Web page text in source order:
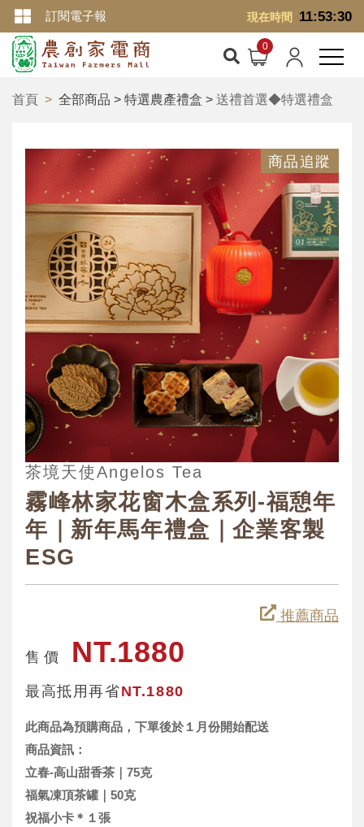
現在時間 11:53:30
訂閱電子報
首頁 全部商品 > 特選農產禮盒 > 送禮首選◆特選禮盒
商品追蹤
茶境天使Angelos Tea
霧峰林家花窗木盒系列-福憩年
年｜新年馬年禮盒｜企業客製
ESG
推薦商品
售 價 NT.1880
最高抵用再省NT.1880
此商品為預購商品，下單後於１月份開始配送
商品資訊：
立春-高山甜香茶｜75克
福氣凍頂茶罐｜50克
祝福小卡＊１張